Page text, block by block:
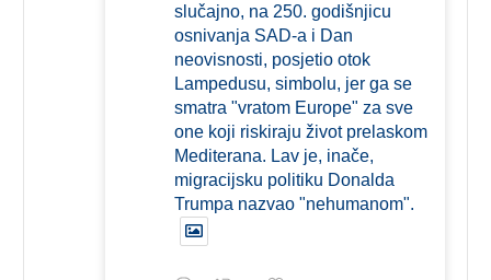
slučajno, na 250. godišnjicu
osnivanja SAD-a i Dan
neovisnosti, posjetio otok
Lampedusu, simbolu, jer ga se
smatra "vratom Europe" za sve
one koji riskiraju život prelaskom
Mediterana. Lav je, inače,
migracijsku politiku Donalda
Trumpa nazvao "nehumanom".